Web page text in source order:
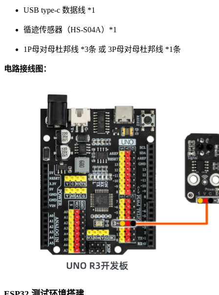
USB type-c 数据线 *1
循迹传感器（HS-S04A）*1
1P母对母杜邦线 *3条 或 3P母对母杜邦线 *1条
电路接线图：